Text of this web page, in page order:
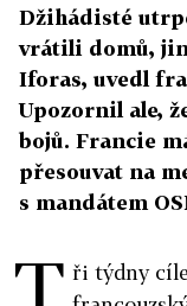
Džihádisté
vrátili domů,
Iforas, uvedl
Upozornil ale,
bojů. Francie
přesouvat na
s mandátem
ři týdny